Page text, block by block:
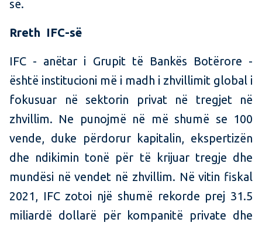
së.
Rreth IFC-së
IFC - anëtar i Grupit të Bankës Botërore -
është institucioni më i madh i zhvillimit global i
fokusuar në sektorin privat në tregjet në
zhvillim. Ne punojmë në më shumë se 100
vende, duke përdorur kapitalin, ekspertizën
dhe ndikimin tonë për të krijuar tregje dhe
mundësi në vendet në zhvillim. Në vitin fiskal
2021, IFC zotoi një shumë rekorde prej 31.5
miliardë dollarë për kompanitë private dhe